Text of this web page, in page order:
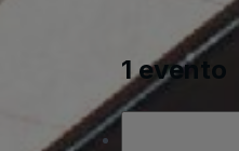
1 evento